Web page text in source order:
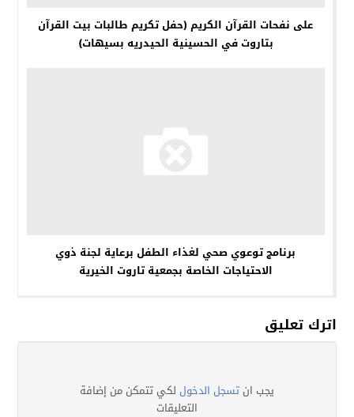
على نفحات القرآن الكريم (حفل تكريم طالبات بيت القرآن
بتاروت في الحسينية الحيدريه بسيهات)
برنامج توعوي صحي لغذاء الطفل برعاية لجنة ذوي
الاحتياجات الخاصة بجمعية تاروت الخيرية
اترك تعليق
يجب ان تسجل الدخول لكي تتمكن من إضافة
التعليقات